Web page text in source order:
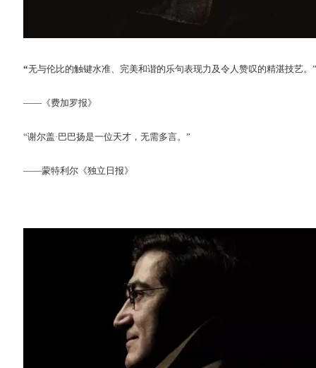
“无与伦比的触键水准、完美和谐的乐句表现力及令人赞叹的精湛技艺。 ”
——《费加罗报》
“谢尔盖·巴巴扬是一位天才，无需多言。”
——蒙特利尔《独立日报》